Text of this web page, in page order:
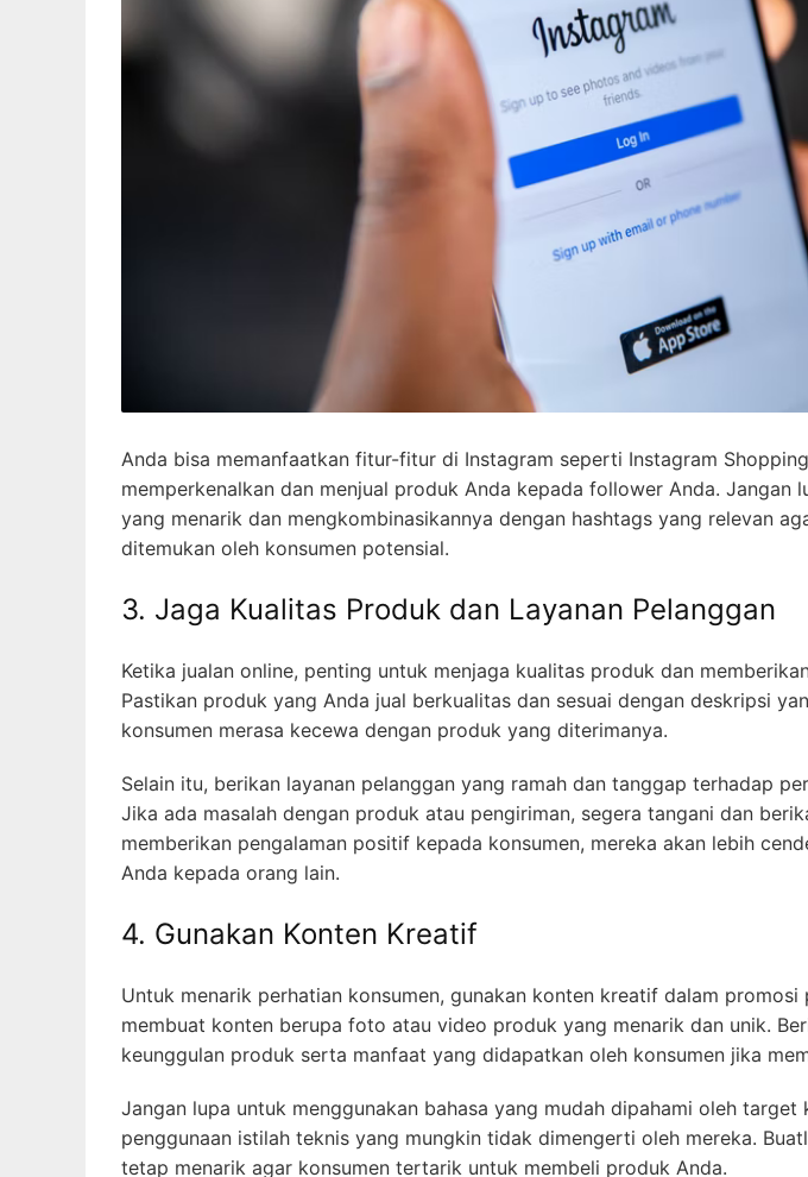
Anda bisa memanfaatkan fitur-fitur di Instagram seperti Instagram
memperkenalkan dan menjual produk Anda kepada follower Anda. Jangan
yang menarik dan mengkombinasikannya dengan hashtags yang relevan
ditemukan oleh konsumen potensial.
3. Jaga Kualitas Produk dan Layanan Pelanggan
Ketika jualan online, penting untuk menjaga kualitas produk dan
Pastikan produk yang Anda jual berkualitas dan sesuai dengan deskripsi
konsumen merasa kecewa dengan produk yang diterimanya.
Selain itu, berikan layanan pelanggan yang ramah dan tanggap terhadap
Jika ada masalah dengan produk atau pengiriman, segera tangani dan
memberikan pengalaman positif kepada konsumen, mereka akan lebih
Anda kepada orang lain.
4. Gunakan Konten Kreatif
Untuk menarik perhatian konsumen, gunakan konten kreatif dalam
membuat konten berupa foto atau video produk yang menarik dan unik.
keunggulan produk serta manfaat yang didapatkan oleh konsumen jika
Jangan lupa untuk menggunakan bahasa yang mudah dipahami oleh target
penggunaan istilah teknis yang mungkin tidak dimengerti oleh mereka.
tetap menarik agar konsumen tertarik untuk membeli produk Anda.